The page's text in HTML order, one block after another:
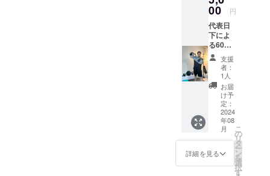
には
WILLBE
のロ
ゴ、ウ
ラ面に
は
WILLBE
THROW
CLUB
のロゴ
を掲
載！ ・
カラー
はホワ
イトと
ブラッ
00 円
代表日
下によ
る60分
パーソ
ナルト
レーニ
ング1回
・所要
時間：
６０分
・回
数：１
回 ・有
効期
限：２
支援
者：
1人
お届
け予
定：
2024
年08
月
詳細を見る
こ
の
リ
タ
ー
ン
を
選
択
す